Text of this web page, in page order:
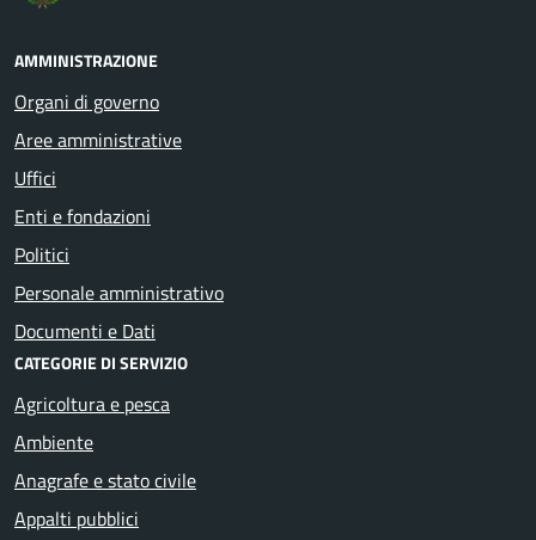
AMMINISTRAZIONE
Organi di governo
Aree amministrative
Uffici
Enti e fondazioni
Politici
Personale amministrativo
Documenti e Dati
CATEGORIE DI SERVIZIO
Agricoltura e pesca
Ambiente
Anagrafe e stato civile
Appalti pubblici